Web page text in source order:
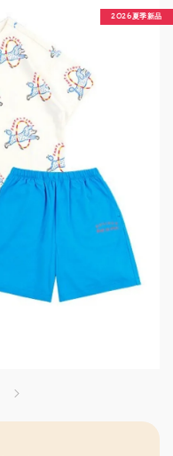
2026夏季新品